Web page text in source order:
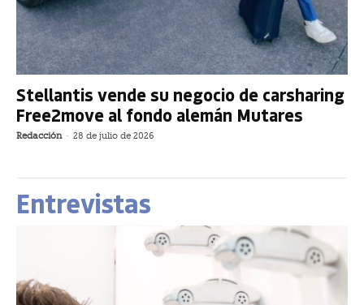
Stellantis vende su negocio de carsharing
Free2move al fondo alemán Mutares
Redacción - 28 de julio de 2026
Entrevistas